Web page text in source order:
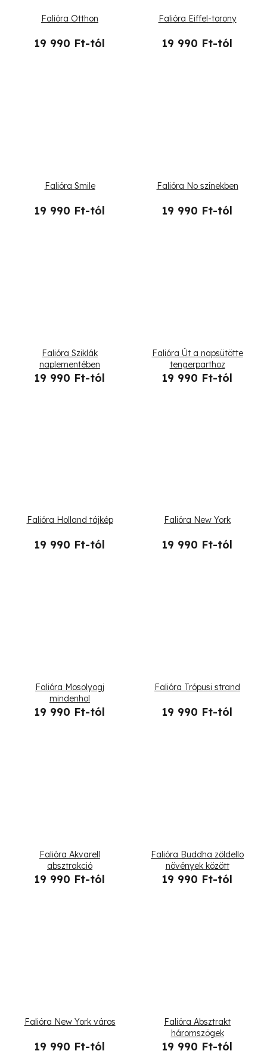
Falióra Otthon
19 990 Ft-tól
Falióra Eiffel-torony
19 990 Ft-tól
Falióra Smile
19 990 Ft-tól
Falióra No színekben
19 990 Ft-tól
Falióra Sziklák
naplementében
19 990 Ft-tól
Falióra Út a napsütötte
tengerparthoz
19 990 Ft-tól
Falióra Holland tájkép
19 990 Ft-tól
Falióra New York
19 990 Ft-tól
Falióra Mosolyogj
mindenhol
19 990 Ft-tól
Falióra Trópusi strand
19 990 Ft-tól
Falióra Akvarell
absztrakció
19 990 Ft-tól
Falióra Buddha zöldello
növények között
19 990 Ft-tól
Falióra New York város
19 990 Ft-tól
Falióra Absztrakt
háromszögek
19 990 Ft-tól